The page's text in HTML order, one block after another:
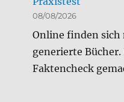
08/08/2026
Online finden
generierte Bücher.
Faktencheck